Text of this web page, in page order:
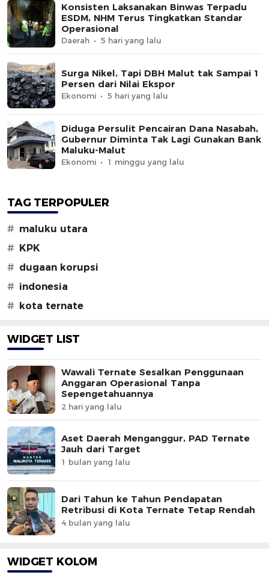
Konsisten Laksanakan Binwas Terpadu
ESDM, NHM Terus Tingkatkan Standar
Operasional
Daerah 5 hari yang lalu
Surga Nikel, Tapi DBH Malut tak Sampai 1
Persen dari Nilai Ekspor
Ekonomi 5 hari yang lalu
Diduga Persulit Pencairan Dana Nasabah,
Gubernur Diminta Tak Lagi Gunakan Bank
Maluku-Malut
Ekonomi 1 minggu yang lalu
TAG TERPOPULER
# maluku utara
# KPK
# dugaan korupsi
# indonesia
# kota ternate
WIDGET LIST
Wawali Ternate Sesalkan Penggunaan
Anggaran Operasional Tanpa
Sepengetahuannya
2 hari yang lalu
Aset Daerah Menganggur, PAD Ternate
Jauh dari Target
1 bulan yang lalu
Dari Tahun ke Tahun Pendapatan
Retribusi di Kota Ternate Tetap Rendah
4 bulan yang lalu
WIDGET KOLOM